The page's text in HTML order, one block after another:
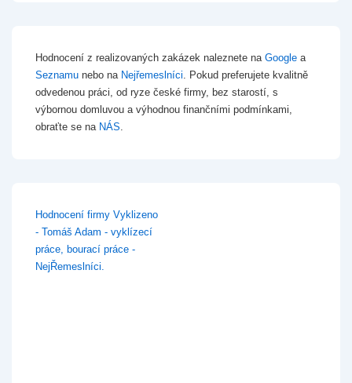
Hodnocení z realizovaných zakázek naleznete na Google a
Seznamu nebo na Nejřemeslníci. Pokud preferujete kvalitně
odvedenou práci, od ryze české firmy, bez starostí, s
výbornou domluvou a výhodnou finančními podmínkami,
obraťte se na NÁS.
Hodnocení firmy Vyklizeno
- Tomáš Adam - vyklízecí
práce, bourací práce -
NejŘemeslníci.